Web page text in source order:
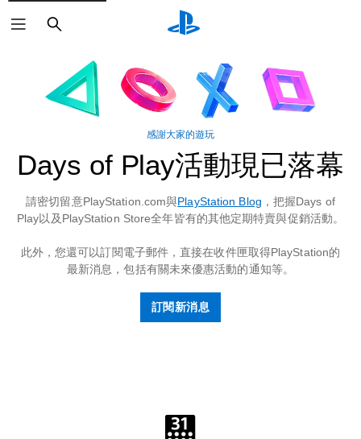
搜
尋
感謝大家的遊玩
Days of Play活動現已落幕
請密切留意PlayStation.com與PlayStation Blog ，把握Days of
Play以及PlayStation Store全年皆有的其他定期特賣與促銷活動。
此外，您還可以訂閱電子郵件，直接在收件匣取得PlayStation的
最新消息，包括有關未來優惠活動的通知等。
訂閱新消息